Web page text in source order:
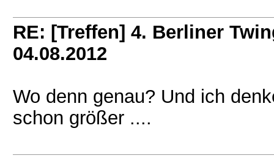
RE: [Treffen] 4. Berliner
04.08.2012
Wo denn genau? Und ich
schon größer ....